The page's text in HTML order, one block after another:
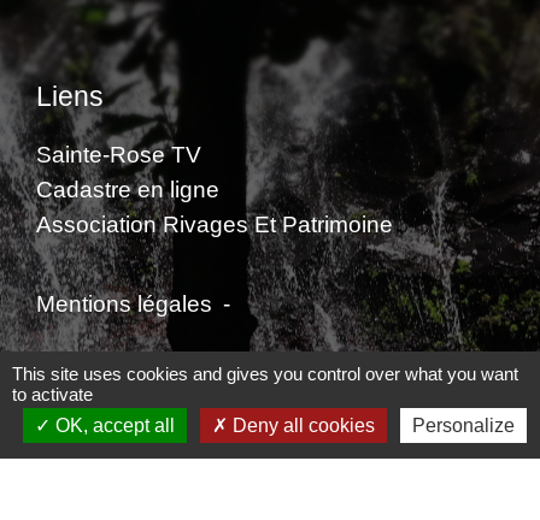
Liens
Sainte-Rose TV
Cadastre en ligne
Association Rivages Et Patrimoine
Mentions légales -
Politique de confidentialité - Accessibilité -
Plan du site - Gestion des cookies
This site uses cookies and gives you control over what you want
to activate
OK, accept all
Deny all cookies Personalize